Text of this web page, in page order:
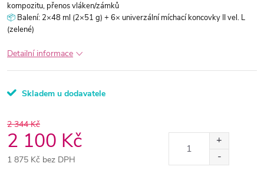
kompozitu, přenos vláken/zámků
📦 Balení: 2×48 ml (2×51 g) + 6× univerzální míchací koncovky II vel. L
(zelené)
Detailní informace
Skladem u dodavatele
2 344 Kč
2 100 Kč
1 875 Kč bez DPH